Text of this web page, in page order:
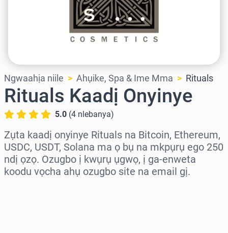
Ngwaahịa niile Ahụike, Spa & Ime Mma Rituals
Rituals Kaadị Onyinye
5.0 (4 nlebanya)
Zụta kaadị onyinye Rituals na Bitcoin, Ethereum,
USDC, USDT, Solana ma ọ bụ na mkpụrụ ego 250
ndị ọzọ. Ozugbo ị kwụrụ ụgwọ, ị ga-enweta
koodu vọcha ahụ ozugbo site na email gị.